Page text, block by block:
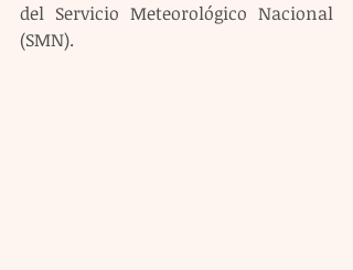
del Servicio Meteorológico Nacional
(SMN).